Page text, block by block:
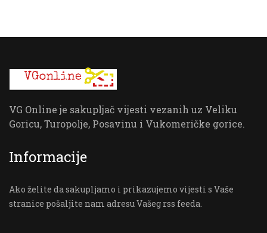
VG Online je sakupljač vijesti vezanih uz Veliku
Goricu, Turopolje, Posavinu i Vukomeričke gorice.
Informacije
Ako želite da sakupljamo i prikazujemo vijesti s Vaše
stranice pošaljite nam adresu Vašeg rss feeda.